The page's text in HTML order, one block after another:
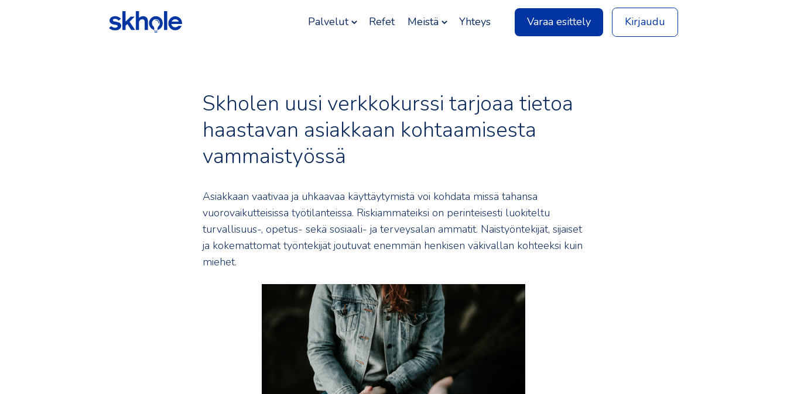
Palvelut Refet Meistä Yhteys Varaa esittely Kirjaudu
Skholen uusi verkkokurssi tarjoaa tietoa
haastavan asiakkaan kohtaamisesta
vammaistyössä
Asiakkaan vaativaa ja uhkaavaa käyttäytymistä voi kohdata missä tahansa
vuorovaikutteisissa työtilanteissa. Riskiammateiksi on perinteisesti luokiteltu
turvallisuus-, opetus- sekä sosiaali- ja terveysalan ammatit. Naistyöntekijät, sijaiset
ja kokemattomat työntekijät joutuvat enemmän henkisen väkivallan kohteeksi kuin
miehet.